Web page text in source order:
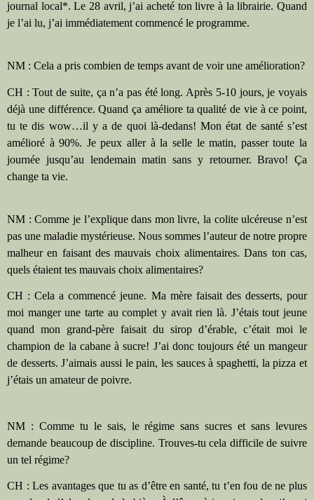
journal local*. Le 28 avril, j’ai acheté ton livre à la librairie. Quand
je l’ai lu, j’ai immédiatement commencé le programme.
NM : Cela a pris combien de temps avant de voir une amélioration?
CH : Tout de suite, ça n’a pas été long. Après 5-10 jours, je voyais
déjà une différence. Quand ça améliore ta qualité de vie à ce point,
tu te dis wow…il y a de quoi là-dedans! Mon état de santé s’est
amélioré à 90%. Je peux aller à la selle le matin, passer toute la
journée jusqu’au lendemain matin sans y retourner. Bravo! Ça
change ta vie.
NM : Comme je l’explique dans mon livre, la colite ulcéreuse n’est
pas une maladie mystérieuse. Nous sommes l’auteur de notre propre
malheur en faisant des mauvais choix alimentaires. Dans ton cas,
quels étaient tes mauvais choix alimentaires?
CH : Cela a commencé jeune. Ma mère faisait des desserts, pour
moi manger une tarte au complet y avait rien là. J’étais tout jeune
quand mon grand-père faisait du sirop d’érable, c’était moi le
champion de la cabane à sucre! J’ai donc toujours été un mangeur
de desserts. J’aimais aussi le pain, les sauces à spaghetti, la pizza et
j’étais un amateur de poivre.
NM : Comme tu le sais, le régime sans sucres et sans levures
demande beaucoup de discipline. Trouves-tu cela difficile de suivre
un tel régime?
CH : Les avantages que tu as d’être en santé, tu t’en fou de ne plus